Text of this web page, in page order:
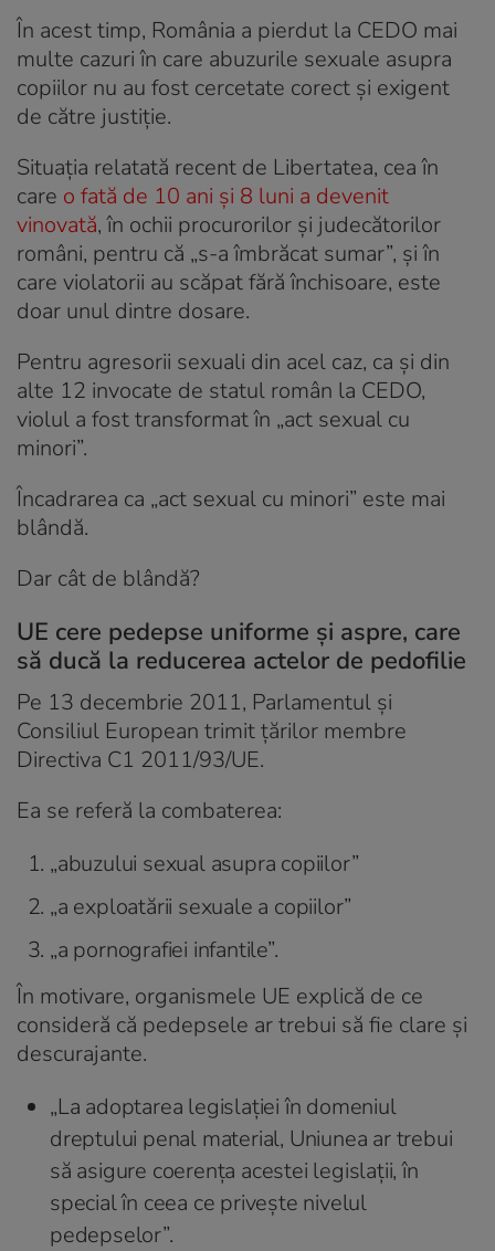
În acest timp, România a pierdut la CEDO mai
multe cazuri în care abuzurile sexuale asupra
copiilor nu au fost cercetate corect și exigent
de către justiție.
Situația relatată recent de Libertatea, cea în
care o fată de 10 ani și 8 luni a devenit
vinovată, în ochii procurorilor și judecătorilor
români, pentru că „s-a îmbrăcat sumar”, și în
care violatorii au scăpat fără închisoare, este
doar unul dintre dosare.
Pentru agresorii sexuali din acel caz, ca și din
alte 12 invocate de statul român la CEDO,
violul a fost transformat în „act sexual cu
minori”.
Încadrarea ca „act sexual cu minori” este mai
blândă.
Dar cât de blândă?
UE cere pedepse uniforme și aspre, care
să ducă la reducerea actelor de pedofilie
Pe 13 decembrie 2011, Parlamentul și
Consiliul European trimit țărilor membre
Directiva C1 2011/93/UE.
Ea se referă la combaterea:
„abuzului sexual asupra copiilor”
„a exploatării sexuale a copiilor”
„a pornografiei infantile”.
În motivare, organismele UE explică de ce
consideră că pedepsele ar trebui să fie clare și
descurajante.
„La adoptarea legislației în domeniul
dreptului penal material, Uniunea ar trebui
să asigure coerența acestei legislații, în
special în ceea ce privește nivelul
pedepselor”.